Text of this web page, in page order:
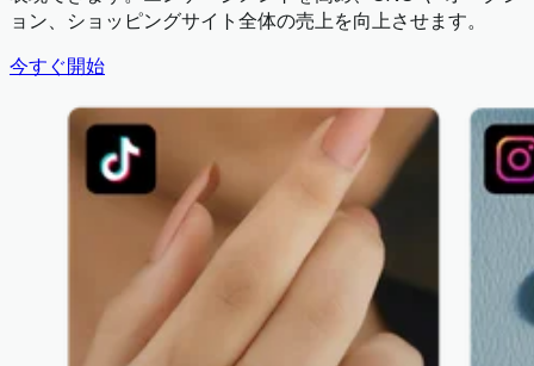
ョン、ショッピングサイト全体の売上を向上させます。
今すぐ開始